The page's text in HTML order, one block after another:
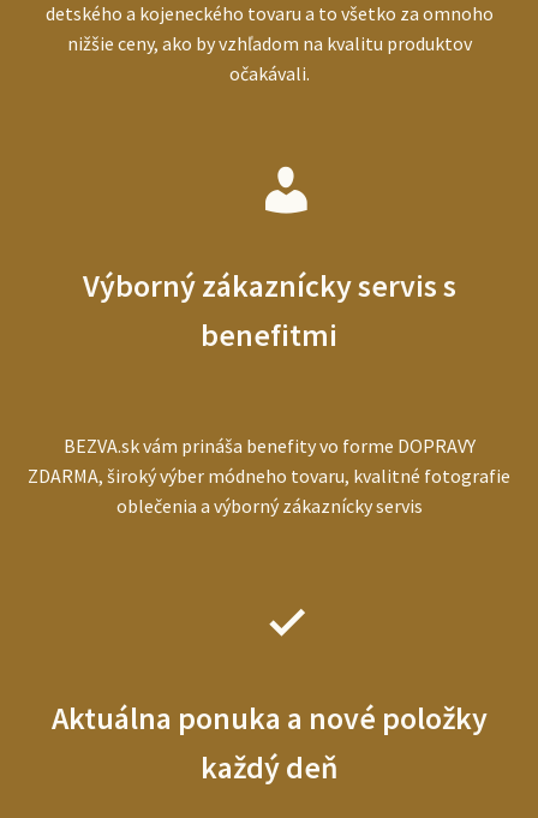
detského a kojeneckého tovaru a to všetko za omnoho
nižšie ceny, ako by vzhľadom na kvalitu produktov
očakávali.
Výborný zákaznícky servis s
benefitmi
BEZVA.sk vám prináša benefity vo forme DOPRAVY
ZDARMA, široký výber módneho tovaru, kvalitné fotografie
oblečenia a výborný zákaznícky servis
Aktuálna ponuka a nové položky
každý deň